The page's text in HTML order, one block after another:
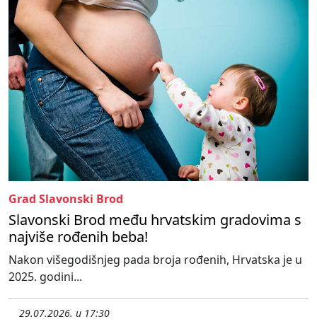
Grad Slavonski Brod
Slavonski Brod među hrvatskim gradovima s
najviše rođenih beba!
Nakon višegodišnjeg pada broja rođenih, Hrvatska je u
2025. godini...
29.07.2026. u 17:30